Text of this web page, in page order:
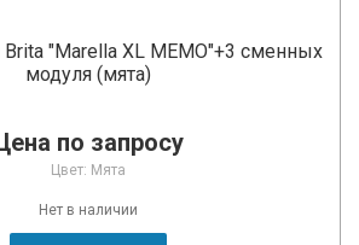
"Marella XL MEMO"+3 сменных
модуля (мята)
по запросу
Цвет: Мята
Нет в наличии